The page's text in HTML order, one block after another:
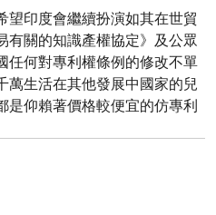
望印度會繼續扮演如其在世貿
有關的知識產權協定》及公眾
任何對專利權條例的修改不單
萬生活在其他發展中國家的兒
是仰賴著價格較便宜的仿專利